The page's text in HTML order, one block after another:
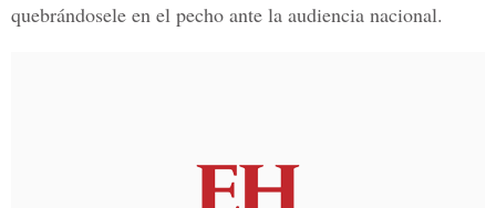
quebrándosele en el pecho ante la audiencia nacional.